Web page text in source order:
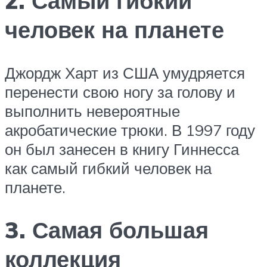
человек на планете
Джордж Харт из США умудряется
перенести свою ногу за голову и
выполнить невероятные
акробатические трюки. В 1997 году
он был занесен в книгу Гиннесса
как самый гибкий человек на
планете.
3. Самая большая
коллекция